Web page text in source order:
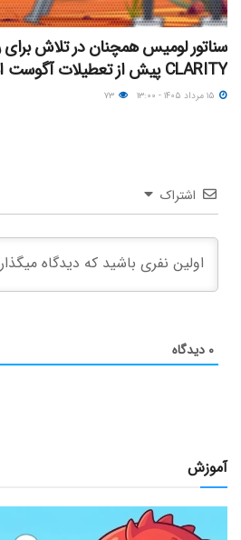
سناتور لومیس همچنان در تلاش برای
CLARITY پیش از تعطیلات آگوست است
اشتراک
۰ دیدگاه
آموزش